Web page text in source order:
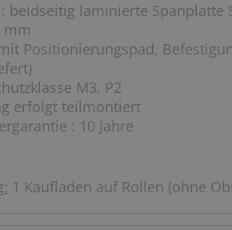
beidseitig laminierte Spanplatte
mm
Positionierungspad,
M3, P2
erfolgt teilmontiert
: 10 Jahre
1 Kaufladen auf Rollen (ohne